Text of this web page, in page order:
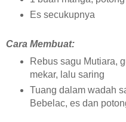
Es secukupnya
Cara Membuat:
Rebus sagu Mutiara,
mekar, lalu saring
Tuang dalam wadah
Bebelac, es dan